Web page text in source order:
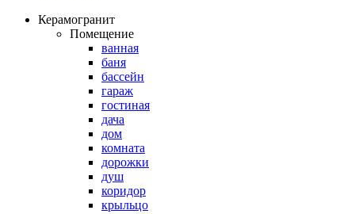
Керамогранит
Помещение
ванная
баня
бассейн
гараж
гостиная
дача
дом
комната
дорожки
душ
коридор
крыльцо